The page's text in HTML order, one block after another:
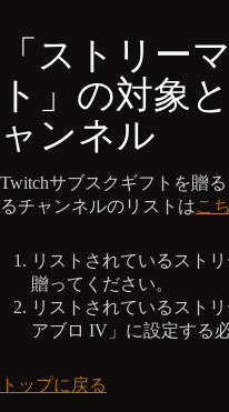
「ストリー
ト」の対象
ャンネル
Twitchサブスクギフトを贈
るチャンネルのリストはこ
リストされているスト
贈ってください。
リストされているスト
アブロ IV」に設定する
トップに戻る